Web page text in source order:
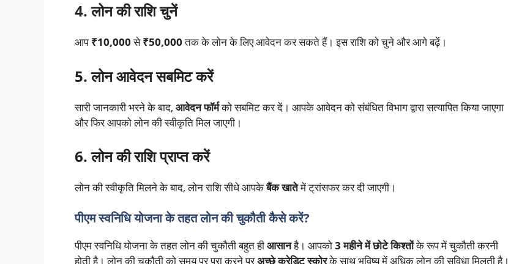
4. लोन की राशि चुनें
आप₹10,000से₹50,000तक के लोन के लिए आवेदन कर सकते हैं। इस राशि को चुने और आगे बढ़ें।
5. लोन आवेदन सबमिट करें
सारी जानकारी भरने के बाद, आवेदन फॉर्मको सबमिट कर दें। आपके आवेदन को संबंधित विभाग द्वारा सत्यापित किया जाएगा
और फिर आपको लोन की स्वीकृति मिल जाएगी।
6. लोन की राशि प्राप्त करें
लोन की स्वीकृति मिलने के बाद, लोन राशि सीधे आपकेबैंक खातेमें ट्रांसफर कर दी जाएगी।
पीएम स्वनिधि योजना के तहत लोन की चुकौती कैसे करें?
पीएम स्वनिधि योजना के तहत लोन की चुकौती बहुत हीआसानहै। आपको3 महीने में छोटे किश्तोंके रूप में चुकौती करनी
होती है। लोन की चुकौती को समय पर पूरा करने परअच्छे क्रेडिट स्कोरके साथ भविष्य में अधिक लोन की सुविधा मिलती है।